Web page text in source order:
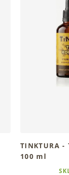
TINKTURA
100 ml